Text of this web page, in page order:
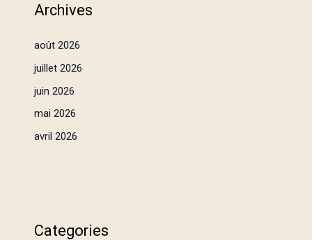
Archives
août 2026
juillet 2026
juin 2026
mai 2026
avril 2026
Categories